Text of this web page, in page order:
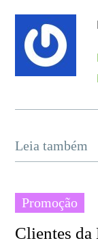
Leia também
Promoção
Clientes da